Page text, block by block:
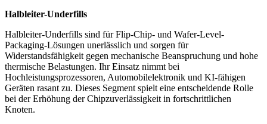
Halbleiter-Underfills
Halbleiter-Underfills sind für Flip-Chip- und Wafer-Level-
Packaging-Lösungen unerlässlich und sorgen für
Widerstandsfähigkeit gegen mechanische Beanspruchung und hohe
thermische Belastungen. Ihr Einsatz nimmt bei
Hochleistungsprozessoren, Automobilelektronik und KI-fähigen
Geräten rasant zu. Dieses Segment spielt eine entscheidende Rolle
bei der Erhöhung der Chipzuverlässigkeit in fortschrittlichen
Knoten.